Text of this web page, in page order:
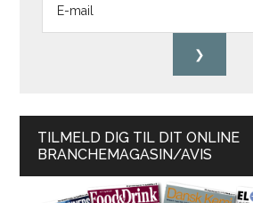
TILMELD DIG TIL DIT ONLINE
BRANCHEMAGASIN/AVIS